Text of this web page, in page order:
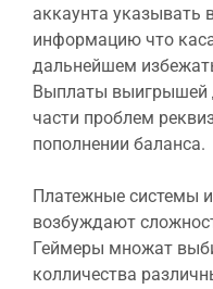
аккаунта указывать
информацию что
дальнейшем
Выплаты выигрышей
части проблем
пополнении баланса.
Платежные системы
возбуждают
Геймеры множат
колличества